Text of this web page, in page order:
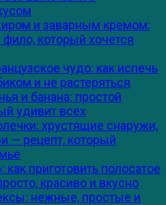
и заварным кремом:
фило, который хочется
чудо: как испечь
и не растеряться
и банана: простой
удивит всех
хрустящие снаружи,
— рецепт, который
как приготовить полосатое
красиво и вкусно
нежные, простые и